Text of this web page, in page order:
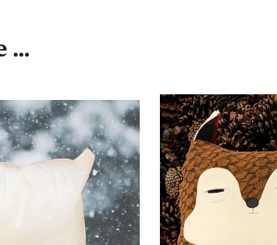
...